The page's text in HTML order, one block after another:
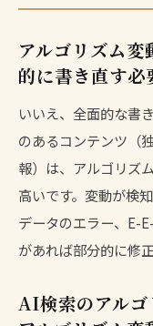
アルゴリズム変
的に書き直す必
いいえ、全面的な書
のあるコンテンツ（
報）は、アルゴリズ
高いです。変動が検
データのエラー、E-
があれば部分的に修
AI検索のアル